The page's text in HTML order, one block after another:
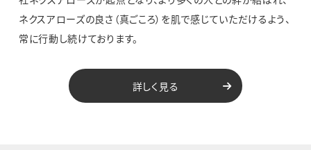
ネクスアローズの良さ（真ごころ）を肌で感じていただけるよう、
常に行動し続けております。
詳しく見る